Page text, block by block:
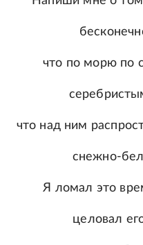
что по морю по
что над ним
снежно-
Я ломал это
целовал